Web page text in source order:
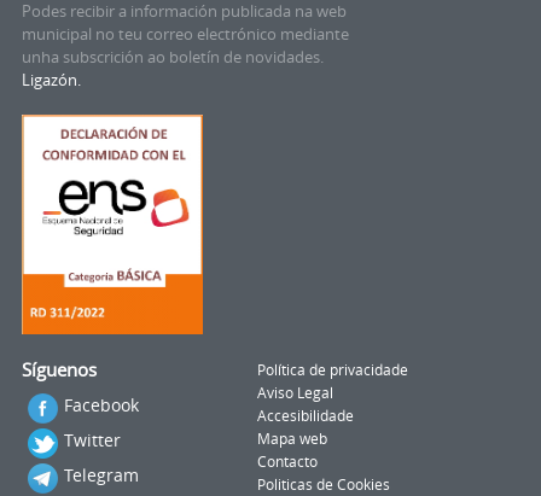
Podes recibir a información publicada na web
municipal no teu correo electrónico mediante
unha subscrición ao boletín de novidades.
Ligazón.
Síguenos
Facebook
Twitter
Telegram
Política de privacidade
Aviso Legal
Accesibilidade
Mapa web
Contacto
Politicas de Cookies